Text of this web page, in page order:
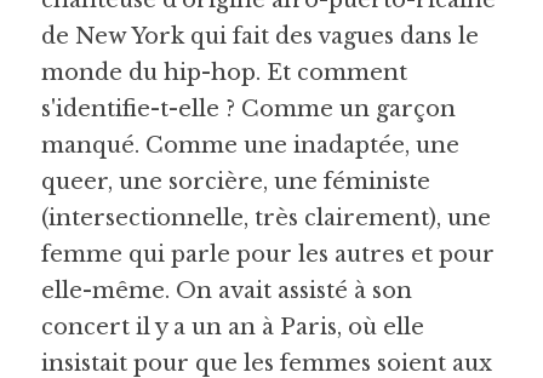
de New York qui fait des vagues dans le
monde du hip-hop. Et comment
s'identifie-t-elle ? Comme un garçon
manqué. Comme une inadaptée, une
queer, une sorcière, une féministe
(intersectionnelle, très clairement), une
femme qui parle pour les autres et pour
elle-même. On avait assisté à son
concert il y a un an à Paris, où elle
insistait pour que les femmes soient aux